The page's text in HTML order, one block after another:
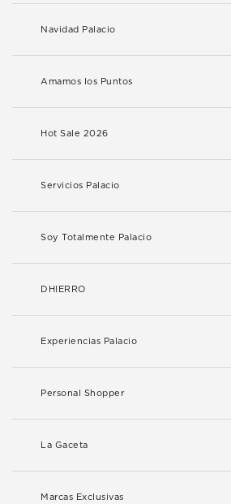
Navidad Palacio
Amamos los Puntos
Hot Sale 2026
Servicios Palacio
Soy Totalmente Palacio
DHIERRO
Experiencias Palacio
Personal Shopper
La Gaceta
Marcas Exclusivas